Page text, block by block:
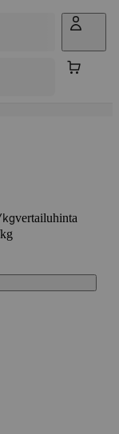
vertailuhinta